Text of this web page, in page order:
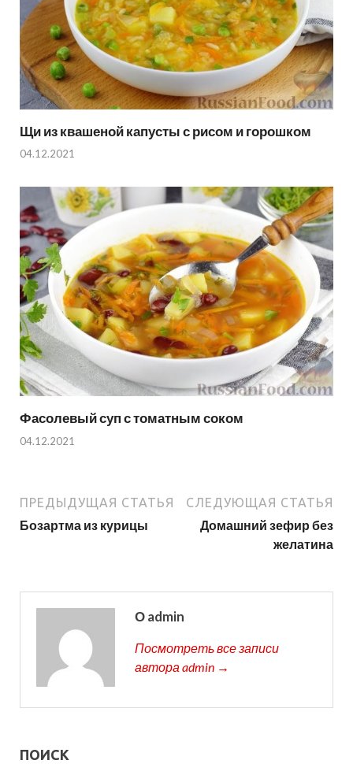
Щи из квашеной капусты с рисом и горошком
04.12.2021
Фасолевый суп с томатным соком
04.12.2021
ПРЕДЫДУЩАЯ СТАТЬЯ
Бозартма из курицы
СЛЕДУЮЩАЯ СТАТЬЯ
Домашний зефир без
желатина
О admin
Посмотреть все записи
автора admin →
ПОИСК